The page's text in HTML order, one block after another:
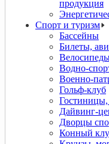
продукция
Спорт и туризм
Бассейны
Билеты,
Водно-
Военно-
Гольф-клуб
Гостиницы,
Дайвинг-
Дворцы
Конный